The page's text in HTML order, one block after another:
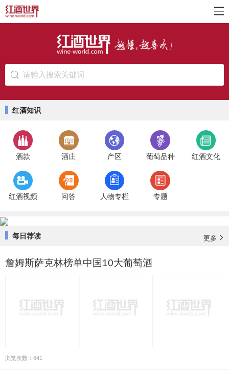
请输入搜索关键词
红酒知识
酒款 酒庄 产区 葡萄品种 红酒文化
红酒视频 问答 人物专栏 专题
每日荐读 更多
詹姆斯萨克林榜单中国10大葡萄酒
浏览次数：641